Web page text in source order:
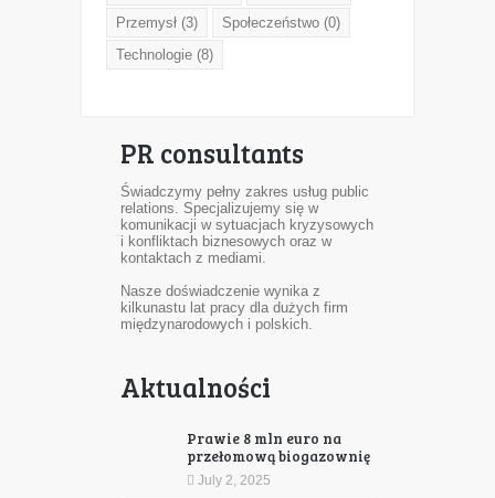
Przemysł (3) Społeczeństwo (0)
Technologie (8)
PR consultants
Świadczymy pełny zakres usług public
relations. Specjalizujemy się w
komunikacji w sytuacjach kryzysowych
i konfliktach biznesowych oraz w
kontaktach z mediami.
Nasze doświadczenie wynika z
kilkunastu lat pracy dla dużych firm
międzynarodowych i polskich.
Aktualności
Prawie 8 mln euro na
przełomową biogazownię
July 2, 2025